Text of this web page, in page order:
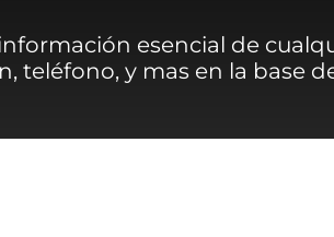
información esencial de
teléfono, y mas en la base